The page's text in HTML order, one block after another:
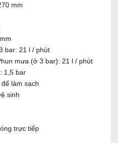
mm
bar: 21 l / phút
mưa (ở 3 bar): 21 l / phút
1,5 bar
làm sạch
sinh
trực tiếp